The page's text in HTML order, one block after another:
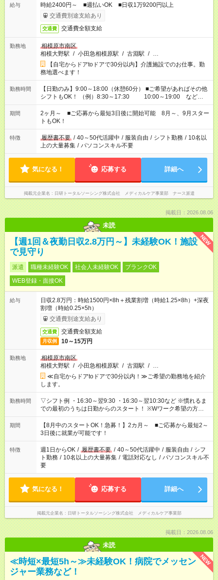
給与
時給2400円～ ■週払いOK ■日収1万9200円以上
交通費別途支給あり
交通費 交通費全額支給
勤務地
相模原市南区
相模大野駅 / 小田急相模原駅 / 古淵駅 / …
【自宅からドアtoドアで30分以内】介護施設でのお仕事。勤
務地選べます！
勤務時間
【日勤のみ】9:00～18:00（休憩60分） ■ご希望があればその他
シフトもOK！ （例）8:30～17:30 10:00～19:00 など
「家族とお休みを合わせたい」 「余裕を持って夕飯の準備がし
たい」 「できれば残業はしたくない」 など、ご希望があれば教
えてくださいね。 ※Wワーク希望の方へ 今ご覧のお仕事で希望
する勤務時間と、もう1つのお仕事の勤務時間。 合計で週40時
間を超える場合は応募できません
期間
2ヶ月～ ■ご応募から最短3日後に開始可能 8月～、9月スター
トもOK！
特徴 履歴書不要 / 40～50代活躍中 / 服装自由 / シフト勤務 / 10名以
上の大量募集 / パソコンスキル不要
気になる！ 応募する 詳細へ
掲載元企業名 日研トータルソーシング株式会社 メディカルケア事業部 ナース派遣
掲載日：2026.08.06
未読
NEW
【週1回＆夜勤日収2.8万円～】未経験OK！施設
で見守り
派遣 職種未経験OK 社会人未経験OK
ブランクOK
WEB登録・面接OK
給与
日収2.8万円：時給1500円×8h＋残業割増（時給1.25×8h）+深夜
割増（時給0.25×5h）
交通費別途支給あり
交通費 交通費全額支給
月収例 10～15万円
勤務地
相模原市南区
相模大野駅 / 小田急相模原駅 / 古淵駅 / …
≪自宅からドアtoドアで30分以内！≫ご希望の勤務地を紹介
します。
勤務時間
▽シフト例 ・16:30～翌9:30 ・16:30～翌10:30など ※慣れるま
での最初のうちは日勤からのスタート！ ※Wワーク希望の方へ
今ご覧のお仕事で希望する勤務時間と、もう1つのお仕事の勤務
時間。 合計で週40時間を超える場合は応募できません。
期間
【8月中のスタートOK！急募！】2カ月～ ■ご応募から最短2～
3日後に就業が可能です！
特徴 週1日からOK / 履歴書不要 / 40～50代活躍中 / 服装自由 / シフ
ト勤務 / 10名以上の大量募集 / 電話対応なし / パソコンスキル不
要
気になる！ 応募する 詳細へ
掲載元企業名 日研トータルソーシング株式会社 メディカルケア事業部
掲載日：2026.08.06
未読
NEW
≪時短×最短5h～≫未経験OK！病院でメッセン
ジャー業務など！